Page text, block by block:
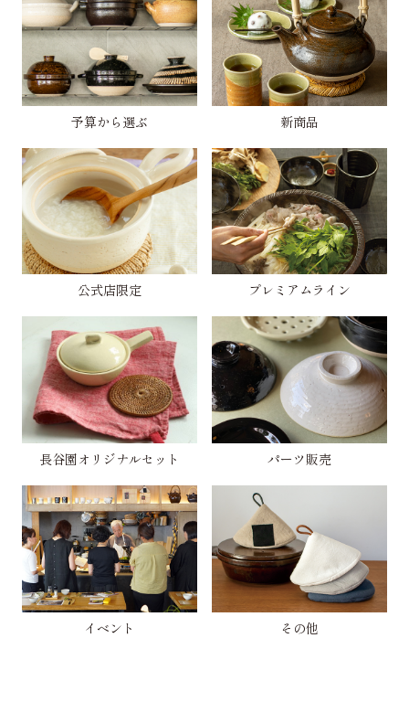
予算から選ぶ 新商品
公式店限定 プレミアムライン
長谷園オリジナルセット パーツ販売
イベント その他